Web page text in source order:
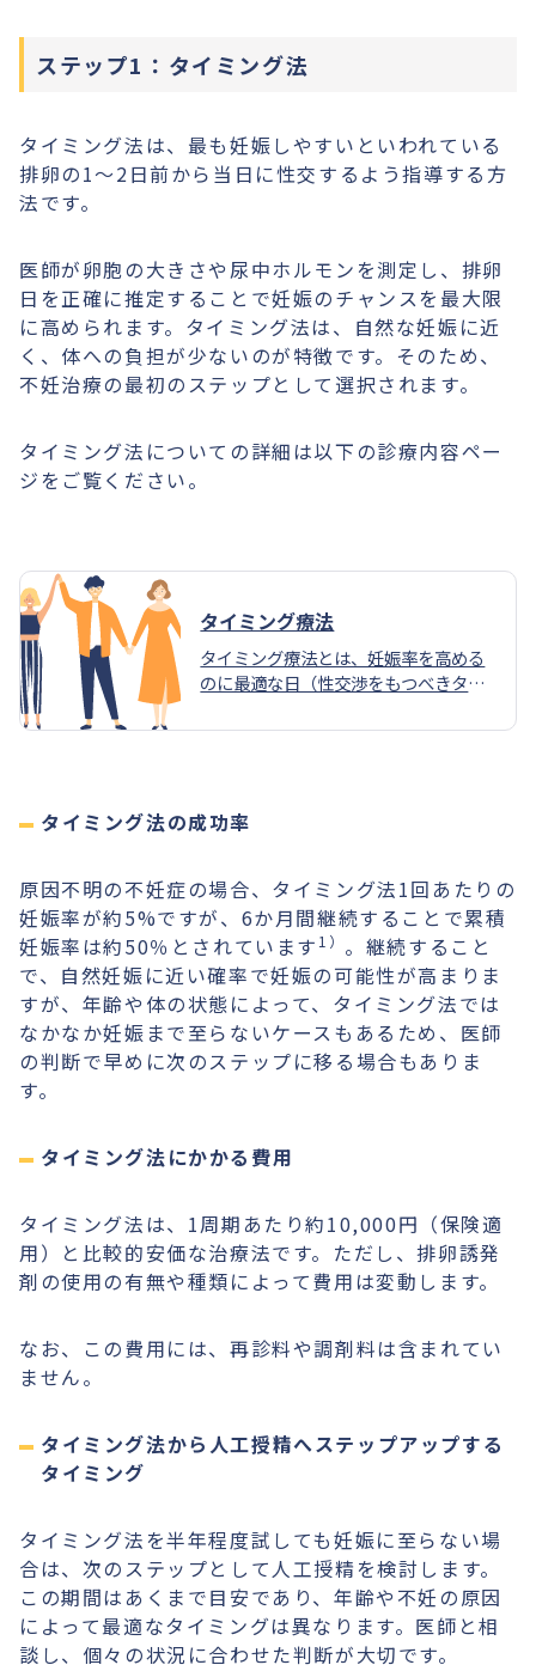
ステップ1：タイミング法
タイミング法は、最も妊娠しやすいといわれている
排卵の1～2日前から当日に性交するよう指導する方
法です。
医師が卵胞の大きさや尿中ホルモンを測定し、排卵
日を正確に推定することで妊娠のチャンスを最大限
に高められます。タイミング法は、自然な妊娠に近
く、体への負担が少ないのが特徴です。そのため、
不妊治療の最初のステップとして選択されます。
タイミング法についての詳細は以下の診療内容ペー
ジをご覧ください。
タイミング療法
タイミング療法とは、妊娠率を高める
のに最適な日（性交渉をもつべきタイ
を目指す方法で、不妊治療の中では身
らず、自然妊娠を期待する方法です。
タイミング法の成功率
原因不明の不妊症の場合、タイミング法1回あたりの
妊娠率が約5%ですが、6か月間継続することで累積
妊娠率は約50％とされています 1） 。継続すること
で、自然妊娠に近い確率で妊娠の可能性が高まりま
すが、年齢や体の状態によって、タイミング法では
なかなか妊娠まで至らないケースもあるため、医師
の判断で早めに次のステップに移る場合もありま
す。
タイミング法にかかる費用
タイミング法は、1周期あたり約10,000円（保険適
用）と比較的安価な治療法です。ただし、排卵誘発
剤の使用の有無や種類によって費用は変動します。
なお、この費用には、再診料や調剤料は含まれてい
ません。
タイミング法から人工授精へステップアップする
タイミング
タイミング法を半年程度試しても妊娠に至らない場
合は、次のステップとして人工授精を検討します。
この期間はあくまで目安であり、年齢や不妊の原因
によって最適なタイミングは異なります。医師と相
談し、個々の状況に合わせた判断が大切です。